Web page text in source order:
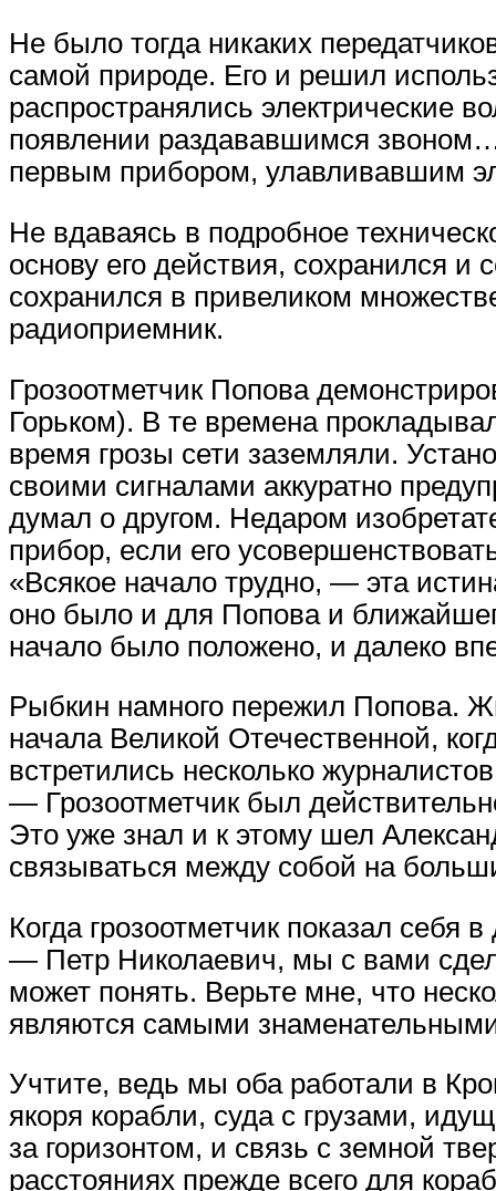
Не было тогда никаких
самой природе. Его и решил
распространялись электрические
появлении раздававшимся
первым прибором, улавливавшим
Не вдаваясь в подробное
основу его действия, сохранился и
сохранился в привеликом
радиоприемник.
Грозоотметчик Попова
Горьком). В те времена
время грозы сети заземляли.
своими сигналами аккуратно
думал о другом. Недаром
прибор, если его
«Всякое начало трудно, — эта
оно было и для Попова и
начало было положено, и далеко
Рыбкин намного пережил Попова.
начала Великой Отечественной,
встретились несколько
— Грозоотметчик был
Это уже знал и к этому шел
связываться между собой на
Когда грозоотметчик показал себя
— Петр Николаевич, мы с вами
может понять. Верьте мне, что
являются самыми
Учтите, ведь мы оба работали в
якоря корабли, суда с грузами,
за горизонтом, и связь с земной
расстояниях прежде всего для